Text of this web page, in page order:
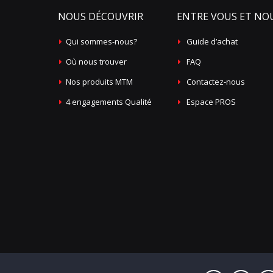
NOUS DÉCOUVRIR
Qui sommes-nous?
Où nous trouver
Nos produits MTM
4 engagements Qualité
ENTRE VOUS ET
Guide d’achat
FAQ
Contactez-nous
Espace PROS